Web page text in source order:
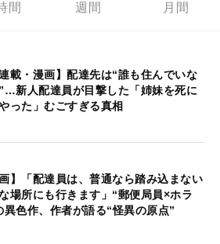
間 週間 月間
連載・漫画】配達先は“誰も住んでいな
新人配達員が目撃した「姉妹を死に
った」むごすぎる真相
画】「配達員は、普通なら踏み込まない
場所にも行きます」“郵便局員×ホラ
異色作、作者が語る“怪異の原点”